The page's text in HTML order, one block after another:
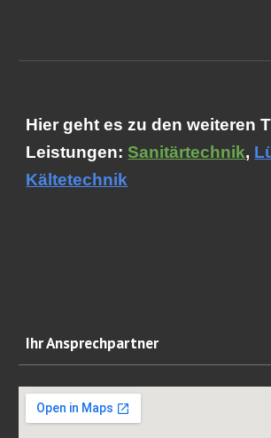
Hier geht es zu den weiteren
Leistungen:Sanitärtechnik,
Kältetechnik
Ihr Ansprechpartner